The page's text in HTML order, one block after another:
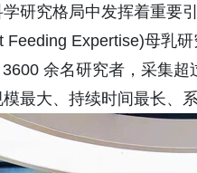
研究格局中发挥着重要
Feeding Expertise)母乳
余名研究者，采集
最大、持续时间最长、